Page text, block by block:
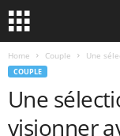
Home Couple Une
COUPLE
Une
visionner